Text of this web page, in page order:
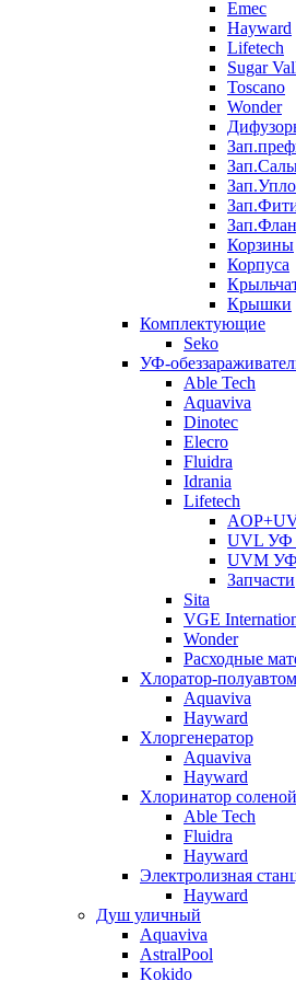
Emec
Hayward
Lifetech
Sugar
Toscano
Wonder
Корзины
Корпуcа
Крышки
Комплектующие
Seko
УФ-
Able Tech
Aquaviva
Dinotec
Elecro
Fluidra
Idrania
Lifetech
UVL УФ
UVM УФ
Запчасти
Sita
VGE
Wonder
Расходные
Хлоратор-
Aquaviva
Hayward
Хлоргенератор
Aquaviva
Hayward
Хлоринатор
Able Tech
Fluidra
Hayward
Электролизная
Hayward
Душ уличный
Aquaviva
AstralPool
Kokido